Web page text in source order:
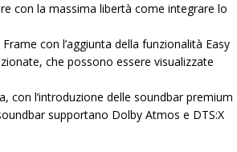
con la massima libertà come integrare lo
con l’aggiunta della funzionalità Easy
che possono essere visualizzate
con l’introduzione delle soundbar premium
supportano Dolby Atmos e DTS:X